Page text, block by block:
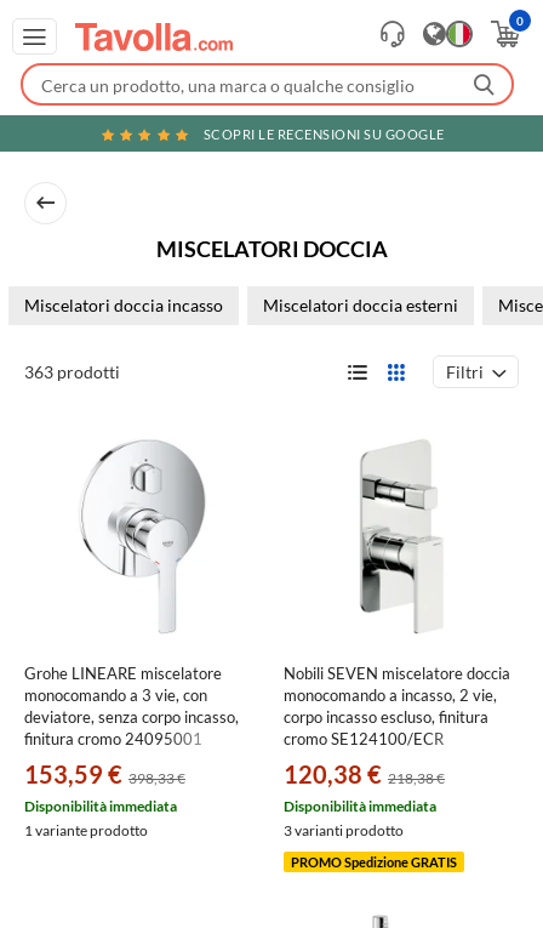
0
SCOPRI LE RECENSIONI SU GOOGLE
MISCELATORI DOCCIA
Miscelatori doccia incasso Miscelatori doccia esterni
363 prodotti Filtri
Grohe LINEARE miscelatore
monocomando a 3 vie, con
deviatore, senza corpo incasso,
finitura cromo 24095001
153,59 € 398,33 €
Disponibilità immediata
1 variante prodotto
Nobili SEVEN miscelatore doccia
monocomando a incasso, 2 vie,
corpo incasso escluso, finitura
cromo SE124100/ECR
120,38 € 218,38 €
Disponibilità immediata
3 varianti prodotto
PROMO Spedizione GRATIS